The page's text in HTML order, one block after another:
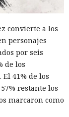
convierte a los
personajes
por seis
de los
41% de los
restante los
marcaron como